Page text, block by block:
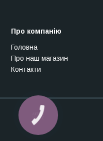
Про компанію
Головна
Про наш магазин
Контакти